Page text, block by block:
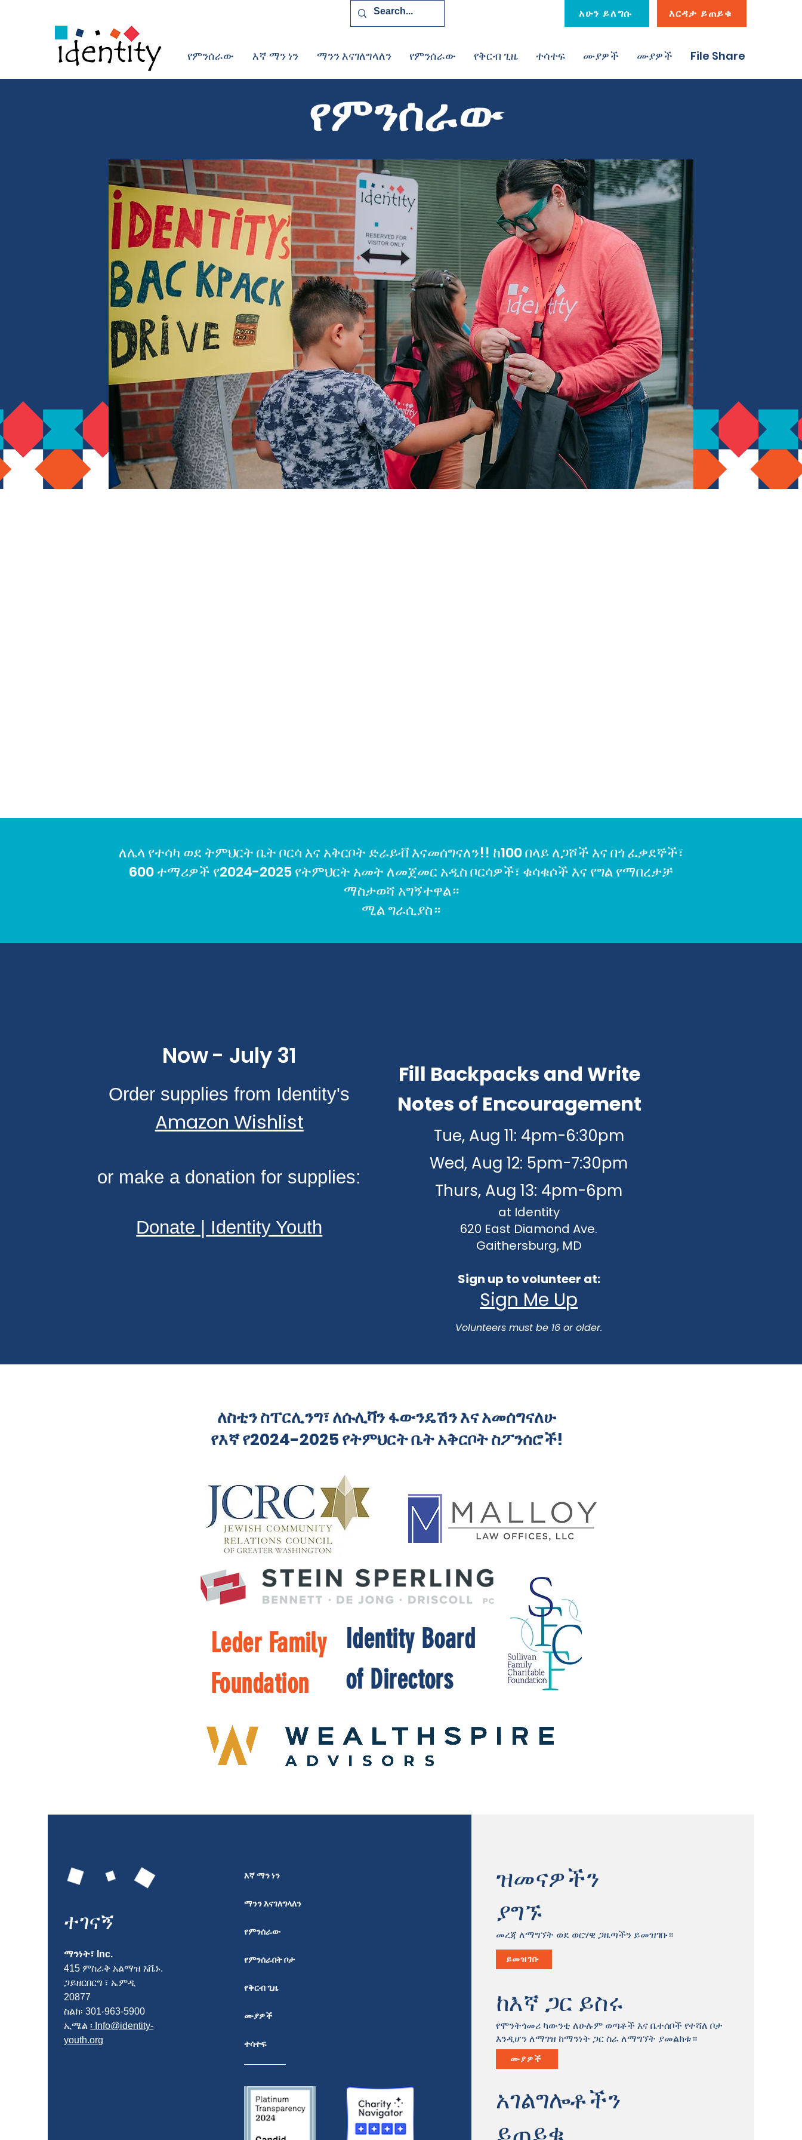
አሁን ይለግሱ እርዳታ ይጠይቁ
የምንሰራው እኛ ማን ነን ማንን እናገለግላለን የምንሰራው የቅርብ ጊዜ ተሳተፍ ሙያዎች ሙያዎች File Share
የምንሰራው
ለሌላ የተሳካ ወደ ትምህርት ቤት ቦርሳ እና አቅርቦት ድራይቭ እናመሰግናለን!! ከ100 በላይ ለጋሾች እና በጎ ፈቃደኞች፣
600 ተማሪዎች የ2024-2025 የትምህርት አመት ለመጀመር አዲስ ቦርሳዎች፣ ቁሳቁሶች እና የግል የማበረታቻ
ማስታወሻ አግኝተዋል።
ሚል ግራሲያስ።
Now - July 31
Order supplies from Identity's
Amazon Wishlist
or make a donation for supplies:
Donate | Identity Youth
Fill Backpacks and Write
Notes of Encouragement
Tue​, Aug 11: 4pm-6:30pm
Wed, Aug 12: 5pm-7:30pm
Thurs, Aug 13: 4pm-6pm​​
at Identity
620 East Diamond Ave.
Gaithersburg, MD
Sign up to volunteer at:
Sign Me Up
Volunteers must be 16 or older.
ለስቲን ስፐርሊንግ፣ ለሱሊቫን ፋውንዴሽን እና አመሰግናለሁ
የእኛ የ2024-2025 የትምህርት ቤት አቅርቦት ስፖንሰሮች!
Leder Family
Foundation
Identity Board
of Directors
ተገናኝ
ማንነት፣ Inc.
415 ምስራቅ አልማዝ አቬኑ.
ጋይዘርበርግ ፣ ኤምዲ
20877
ስልክ፡ 301-963-5900
ኢሜል ፡ Info@identity-
youth.org
እኛ ማን ነን
ማንን እናገለግላለን
የምንሰራው
የምንሰራበት ቦታ
የቅርብ ጊዜ
ሙያዎች
ተሳተፍ
ዝመናዎችን
ያግኙ
መረጃ ለማግኘት ወደ ወርሃዊ ጋዜጣችን ይመዝገቡ።
ይመዝገቡ
ከእኛ ጋር ይስሩ
የሞንትጎመሪ ካውንቲ ለሁሉም ወጣቶች እና ቤተሰቦች የተሻለ ቦታ
እንዲሆን ለማገዝ ከማንነት ጋር ስራ ለማግኘት ያመልክቱ።
ሙያዎች
አገልግሎቶችን